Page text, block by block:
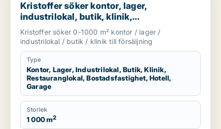
Kristoffer söker kontor, lager,
industrilokal, butik, klinik,
restauranglokal, bostadsfastighet, hotell
eller garage till salu i Sotenäs, Vårgårda
eller Grästorp m.fl.
Kristoffer söker 0-1000 m² kontor / lager /
industrilokal / butik / klinik till försäljning
Type
Kontor, Lager, Industrilokal, Butik, Klinik,
Restauranglokal, Bostadsfastighet, Hotell,
Garage
Storlek
1 000 m2